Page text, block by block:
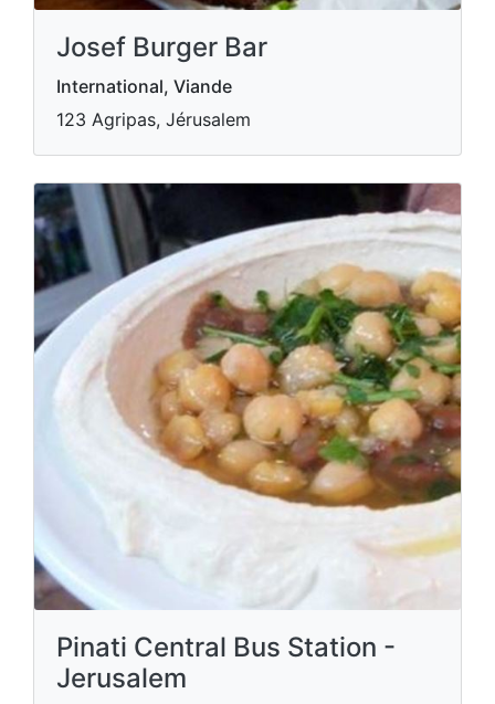
Josef Burger Bar
International, Viande
123 Agripas, Jérusalem
Pinati Central Bus Station -
Jerusalem